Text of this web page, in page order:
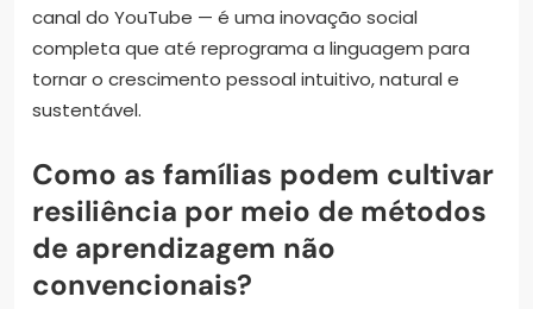
canal do YouTube — é uma inovação social
completa que até reprograma a linguagem para
tornar o crescimento pessoal intuitivo, natural e
sustentável.
Como as famílias podem cultivar
resiliência por meio de métodos
de aprendizagem não
convencionais?